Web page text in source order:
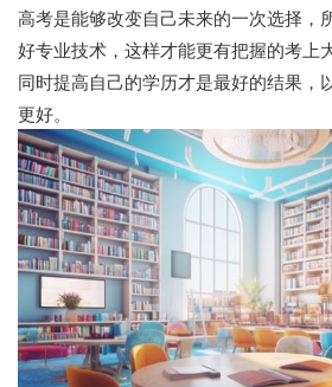
高考是能够改变自己未来的一次选择，
好专业技术，这样才能更有把握的考上
同时提高自己的学历才是最好的结果，
更好。